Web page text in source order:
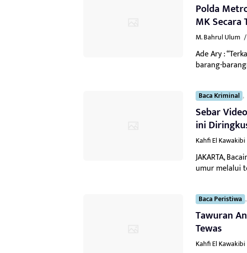
Polda
MK Secara
M. Bahrul Ulum /
Ade Ary :
barang-
Baca Kriminal ,
Sebar
ini
Kahfi El Kawakibi
JAKARTA,
umur melalui
Baca Peristiwa ,
Tawuran
Tewas
Kahfi El Kawakibi